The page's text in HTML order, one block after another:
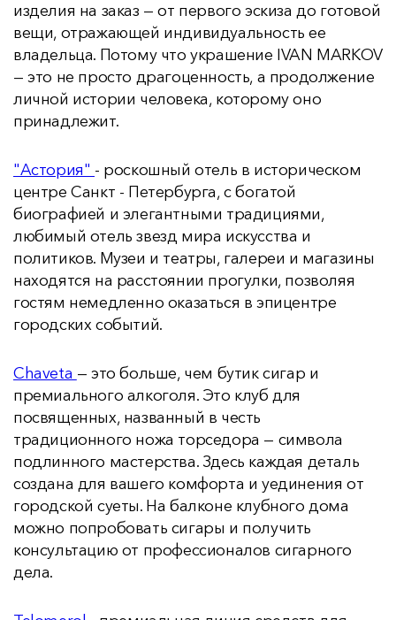
изделия на заказ — от первого эскиза до готовой
вещи, отражающей индивидуальность ее
владельца. Потому что украшение IVAN MARKOV
— это не просто драгоценность, а продолжение
личной истории человека, которому оно
принадлежит.
"Астория" - роскошный отель в историческом
центре Санкт - Петербурга, с богатой
биографией и элегантными традициями,
любимый отель звезд мира искусства и
политиков. Музеи и театры, галереи и магазины
находятся на расстоянии прогулки, позволяя
гостям немедленно оказаться в эпицентре
городских событий.
Chaveta — это больше, чем бутик сигар и
премиального алкоголя. Это клуб для
посвященных, названный в честь
традиционного ножа торседора — символа
подлинного мастерства. Здесь каждая деталь
создана для вашего комфорта и уединения от
городской суеты. На балконе клубного дома
можно попробовать сигары и получить
консультацию от профессионалов сигарного
дела.